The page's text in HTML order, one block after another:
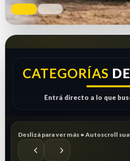
Todo para tu RC:
Repuestos
CATEGORÍAS
Entrá directo a lo que
Deslizá para ver más • Autoscroll